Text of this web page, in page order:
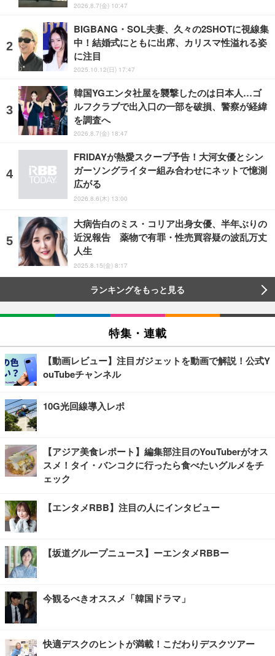
2026.8.7(金) 10:47
BIGBANG・SOL夫妻、久々の2SHOTに視線集
中！結婚式にともに出席、カリスマ性溢れる姿
に注目
2025.10.12(日) 17:47
韓国YGエンタ社屋を襲撃したのは日本人…ゴ
ルフクラブで出入口の一部を破損、警察が経緯
を調査へ
2026.8.7(金) 18:47
FRIDAYが熱愛スクープ予告！大河女優とシン
ガーソングライター組み合わせにネットで憶測
広がる
2026.8.6(木) 13:00
大病告白のミス・コリア出身女優、半年ぶりの
近況報告 薬物で有罪・性売買容疑の波乱万丈
人生
2025.8.15(金) 8:17
ランキングをもっと見る
特集・連載
【動画レビュー】注目ガジェットを動画で解説！公式Y
ouTubeチャンネル
10G光回線導入レポ
【アジア美食レポート】編集部注目のYouTuberがオス
スメ！タイ・バンコクに行ったら食べたいグルメをチ
ェック
【エンタメRBB】注目の人にインタビュー
【坂道グループニュース】ーエンタメRBBー
今観るべきオススメ「韓国ドラマ」
快適デスクのヒントが満載！こだわりデスクツアー